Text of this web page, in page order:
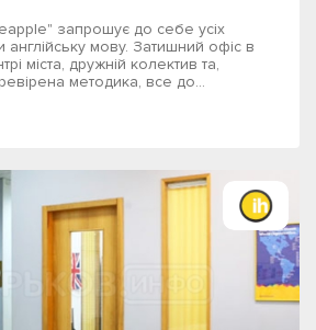
запрошує до себе усіх
мову. Затишний офіс в
міста, дружній колектив та,
методика, все до...